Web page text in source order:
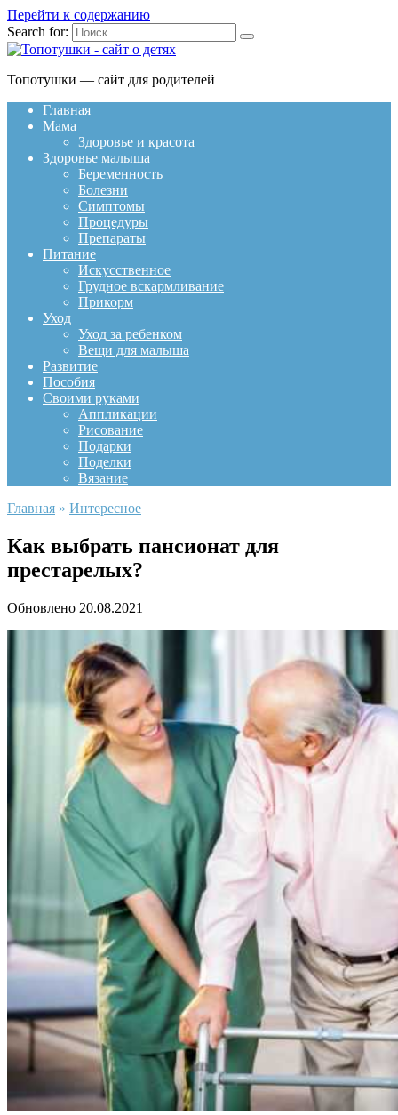
Перейти к содержанию
Search for:
Топотушки — сайт для родителей
Главная
Мама
Здоровье и красота
Здоровье малыша
Беременность
Болезни
Симптомы
Процедуры
Препараты
Питание
Искусственное
Грудное вскармливание
Прикорм
Уход
Уход за ребенком
Вещи для малыша
Развитие
Пособия
Своими руками
Аппликации
Рисование
Подарки
Поделки
Вязание
Главная » Интересное
Как выбрать пансионат для
престарелых?
Обновлено 20.08.2021